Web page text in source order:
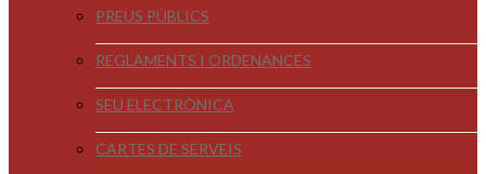
PREUS PÚBLICS
REGLAMENTS I ORDENANCES
SEU ELECTRÒNICA
CARTES DE SERVEIS